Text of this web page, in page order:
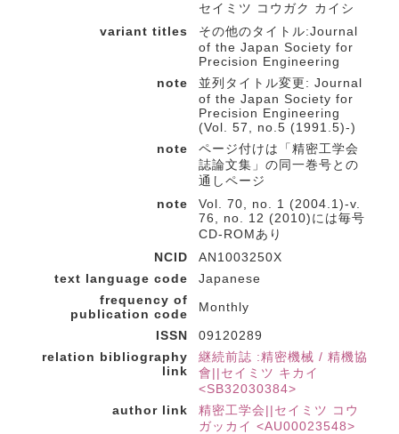
セイミツ コウガク カイシ
variant titles
その他のタイトル:Journal
of the Japan Society for
Precision Engineering
note
並列タイトル変更: Journal
of the Japan Society for
Precision Engineering
(Vol. 57, no.5 (1991.5)-)
note
ページ付けは「精密工学会
誌論文集」の同一巻号との
通しページ
note
Vol. 70, no. 1 (2004.1)-v.
76, no. 12 (2010)には毎号
CD-ROMあり
NCID
AN1003250X
text language code
Japanese
frequency of
publication code
Monthly
ISSN
09120289
relation bibliography
link
継続前誌 :精密機械 / 精機協
會||セイミツ キカイ
<SB32030384>
author link
精密工学会||セイミツ コウ
ガッカイ <AU00023548>